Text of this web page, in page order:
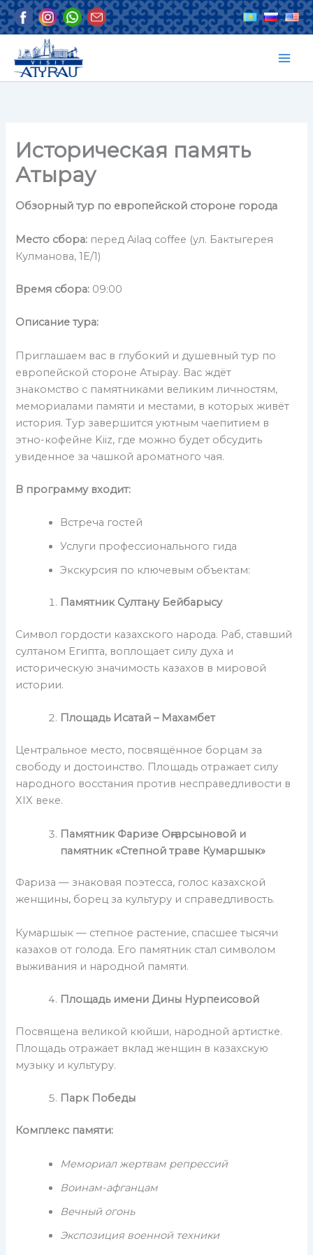
Перейти
к
содержимому
Историческая память
Атырау
Обзорный тур по европейской стороне города
Место сбора: перед Ailaq coffee (ул. Бактыгерея
Кулманова, 1Е/1)
Время сбора: 09:00
Описание тура:
Приглашаем вас в глубокий и душевный тур по
европейской стороне Атырау. Вас ждёт
знакомство с памятниками великим личностям,
мемориалами памяти и местами, в которых живёт
история. Тур завершится уютным чаепитием в
этно-кофейне Kiiz, где можно будет обсудить
увиденное за чашкой ароматного чая.
В программу входит:
Встреча гостей
Услуги профессионального гида
Экскурсия по ключевым объектам:
Памятник Султану Бейбарысу
Символ гордости казахского народа. Раб, ставший
султаном Египта, воплощает силу духа и
историческую значимость казахов в мировой
истории.
Площадь Исатай – Махамбет
Центральное место, посвящённое борцам за
свободу и достоинство. Площадь отражает силу
народного восстания против несправедливости в
XIX веке.
Памятник Фаризе Оңғарсыновой и
памятник «Степной траве Кумаршык»
Фариза — знаковая поэтесса, голос казахской
женщины, борец за культуру и справедливость.
Кумаршык — степное растение, спасшее тысячи
казахов от голода. Его памятник стал символом
выживания и народной памяти.
Площадь имени Дины Нурпеисовой
Посвящена великой кюйши, народной артистке.
Площадь отражает вклад женщин в казахскую
музыку и культуру.
Парк Победы
Комплекс памяти:
Мемориал жертвам репрессий
Воинам-афганцам
Вечный огонь
Экспозиция военной техники